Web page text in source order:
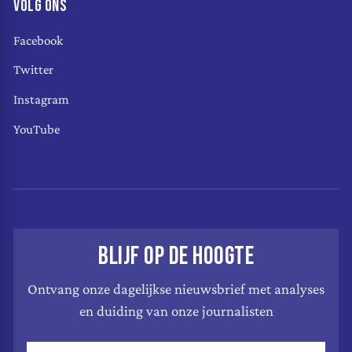
VOLG ONS
Facebook
Twitter
Instagram
YouTube
BLIJF OP DE HOOGTE
Ontvang onze dagelijkse nieuwsbrief met analyses
en duiding van onze journalisten